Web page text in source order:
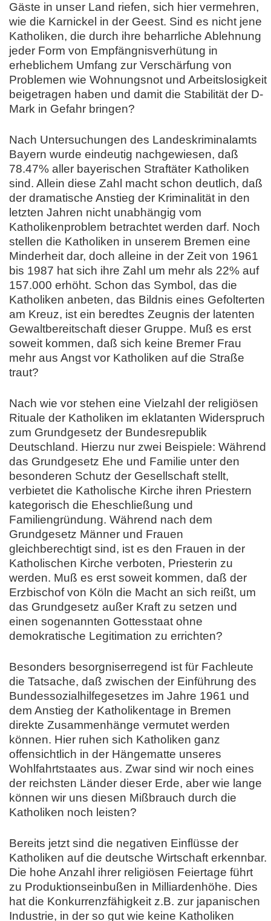
Gäste in unser Land riefen, sich hier vermehren,
wie die Karnickel in der Geest. Sind es nicht jene
Katholiken, die durch ihre beharrliche Ablehnung
jeder Form von Empfängnisverhütung in
erheblichem Umfang zur Verschärfung von
Problemen wie Wohnungsnot und Arbeitslosigkeit
beigetragen haben und damit die Stabilität der D-
Mark in Gefahr bringen?
Nach Untersuchungen des Landeskriminalamts
Bayern wurde eindeutig nachgewiesen, daß
78.47% aller bayerischen Straftäter Katholiken
sind. Allein diese Zahl macht schon deutlich, daß
der dramatische Anstieg der Kriminalität in den
letzten Jahren nicht unabhängig vom
Katholikenproblem betrachtet werden darf. Noch
stellen die Katholiken in unserem Bremen eine
Minderheit dar, doch alleine in der Zeit von 1961
bis 1987 hat sich ihre Zahl um mehr als 22% auf
157.000 erhöht. Schon das Symbol, das die
Katholiken anbeten, das Bildnis eines Gefolterten
am Kreuz, ist ein beredtes Zeugnis der latenten
Gewaltbereitschaft dieser Gruppe. Muß es erst
soweit kommen, daß sich keine Bremer Frau
mehr aus Angst vor Katholiken auf die Straße
traut?
Nach wie vor stehen eine Vielzahl der religiösen
Rituale der Katholiken im eklatanten Widerspruch
zum Grundgesetz der Bundesrepublik
Deutschland. Hierzu nur zwei Beispiele: Während
das Grundgesetz Ehe und Familie unter den
besonderen Schutz der Gesellschaft stellt,
verbietet die Katholische Kirche ihren Priestern
kategorisch die Eheschließung und
Familiengründung. Während nach dem
Grundgesetz Männer und Frauen
gleichberechtigt sind, ist es den Frauen in der
Katholischen Kirche verboten, Priesterin zu
werden. Muß es erst soweit kommen, daß der
Erzbischof von Köln die Macht an sich reißt, um
das Grundgesetz außer Kraft zu setzen und
einen sogenannten Gottesstaat ohne
demokratische Legitimation zu errichten?
Besonders besorgniserregend ist für Fachleute
die Tatsache, daß zwischen der Einführung des
Bundessozialhilfegesetzes im Jahre 1961 und
dem Anstieg der Katholikentage in Bremen
direkte Zusammenhänge vermutet werden
können. Hier ruhen sich Katholiken ganz
offensichtlich in der Hängematte unseres
Wohlfahrtstaates aus. Zwar sind wir noch eines
der reichsten Länder dieser Erde, aber wie lange
können wir uns diesen Mißbrauch durch die
Katholiken noch leisten?
Bereits jetzt sind die negativen Einflüsse der
Katholiken auf die deutsche Wirtschaft erkennbar.
Die hohe Anzahl ihrer religiösen Feiertage führt
zu Produktionseinbußen in Milliardenhöhe. Dies
hat die Konkurrenzfähigkeit z.B. zur japanischen
Industrie, in der so gut wie keine Katholiken